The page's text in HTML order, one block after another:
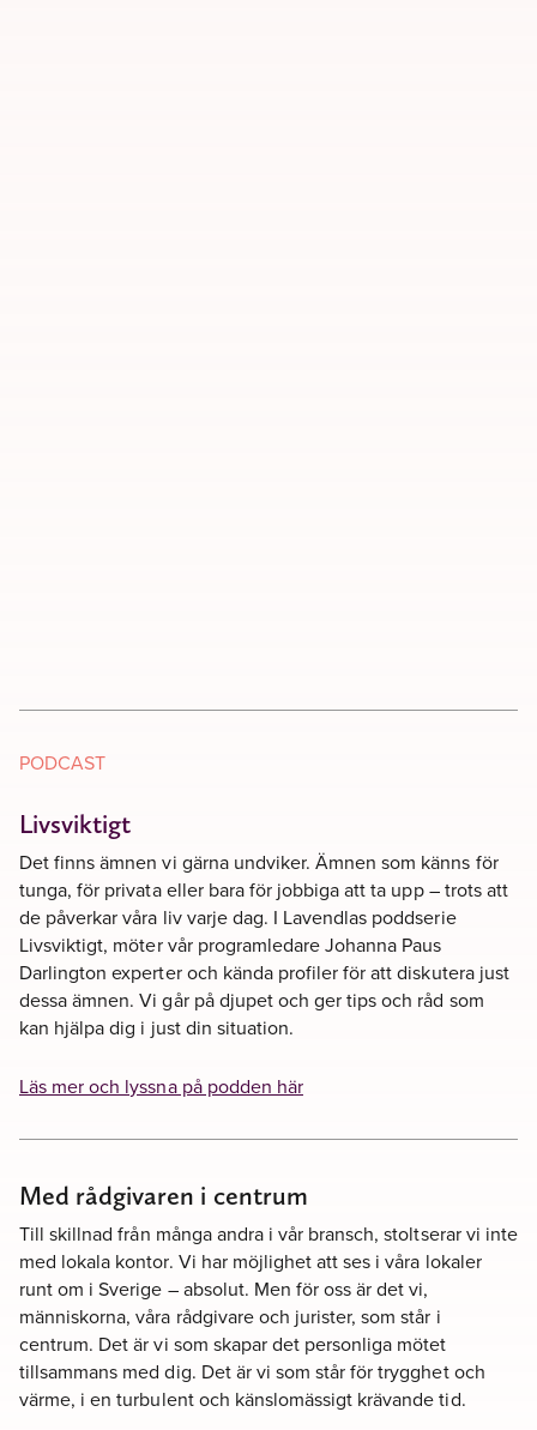
PODCAST
Livsviktigt
Det finns ämnen vi gärna undviker. Ämnen som känns för
tunga, för privata eller bara för jobbiga att ta upp – trots att
de påverkar våra liv varje dag. I Lavendlas poddserie
Livsviktigt, möter vår programledare Johanna Paus
Darlington experter och kända profiler för att diskutera just
dessa ämnen. Vi går på djupet och ger tips och råd som
kan hjälpa dig i just din situation.
Läs mer och lyssna på podden här
Med rådgivaren i centrum
Till skillnad från många andra i vår bransch, stoltserar vi inte
med lokala kontor. Vi har möjlighet att ses i våra lokaler
runt om i Sverige – absolut. Men för oss är det vi,
människorna, våra rådgivare och jurister, som står i
centrum. Det är vi som skapar det personliga mötet
tillsammans med dig. Det är vi som står för trygghet och
värme, i en turbulent och känslomässigt krävande tid.